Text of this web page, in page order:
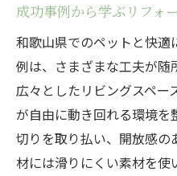
成功事例から学ぶリフォ
和歌山県でのペットと快
例は、さまざまな工夫が随
広々としたリビングスペー
が自由に動き回れる環境
切りを取り払い、開放感
材には滑りにくい素材を使